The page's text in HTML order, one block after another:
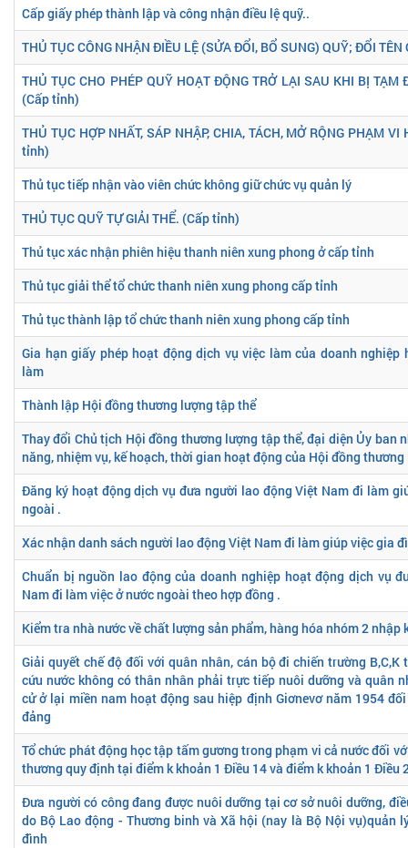
Cấp giấy phép thành lập và công nhận điều lệ quỹ..
THỦ TỤC CÔNG NHẬN ĐIỀU LỆ (SỬA ĐỔI, BỔ SUNG) QUỸ; ĐỔI
THỦ TỤC CHO PHÉP QUỸ HOẠT ĐỘNG TRỞ LẠI SAU KHI BỊ TẠM
(Cấp tỉnh)
THỦ TỤC HỢP NHẤT, SÁP NHẬP, CHIA, TÁCH, MỞ RỘNG PHẠM VI
tỉnh)
Thủ tục tiếp nhận vào viên chức không giữ chức vụ quản lý
THỦ TỤC QUỸ TỰ GIẢI THỂ. (Cấp tỉnh)
Thủ tục xác nhận phiên hiệu thanh niên xung phong ở cấp tỉnh
Thủ tục giải thể tổ chức thanh niên xung phong cấp tỉnh
Thủ tục thành lập tổ chức thanh niên xung phong cấp tỉnh
Gia hạn giấy phép hoạt động dịch vụ việc làm của doanh nghiệp
làm
Thành lập Hội đồng thương lượng tập thể
Thay đổi Chủ tịch Hội đồng thương lượng tập thể, đại diện Ủy ban
năng, nhiệm vụ, kế hoạch, thời gian hoạt động của Hội đồng
Đăng ký hoạt động dịch vụ đưa người lao động Việt Nam đi làm
ngoài .
Xác nhận danh sách người lao động Việt Nam đi làm giúp việc gia
Chuẩn bị nguồn lao động của doanh nghiệp hoạt động dịch vụ
Nam đi làm việc ở nước ngoài theo hợp đồng .
Kiểm tra nhà nước về chất lượng sản phẩm, hàng hóa nhóm 2 nhập
Giải quyết chế độ đối với quân nhân, cán bộ đi chiến trường
cứu nước không có thân nhân phải trực tiếp nuôi dưỡng và quân
cử ở lại miền nam hoạt động sau hiệp định Giơnevơ năm 1954
đảng
Tổ chức phát động học tập tấm gương trong phạm vi cả nước đối
thương quy định tại điểm k khoản 1 Điều 14 và điểm k khoản 1 Điều
Đưa người có công đang được nuôi dưỡng tại cơ sở nuôi dưỡng,
do Bộ Lao động - Thương binh và Xã hội (nay là Bộ Nội vụ)quản
đình